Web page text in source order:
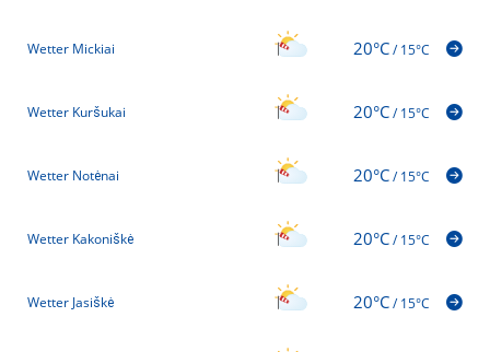
Wetter Mickiai 20°C/15°C
Wetter Kuršukai 20°C/15°C
Wetter Notėnai 20°C/15°C
Wetter Kakoniškė 20°C/15°C
Wetter Jasiškė 20°C/15°C